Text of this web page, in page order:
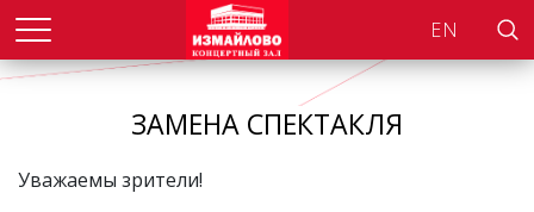
ЗАМЕНА СПЕКТАКЛЯ
Уважаемы зрители!